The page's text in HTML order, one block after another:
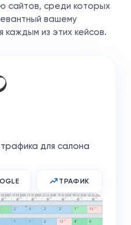
сайтов, среди которых
вашему
каждым из этих кейсов.
для салона
ТРАФИК